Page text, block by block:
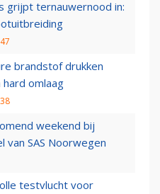
grijpt ternauwernood in:
brandstof drukken
omlaag
weekend bij
van SAS Noorwegen
testvlucht voor